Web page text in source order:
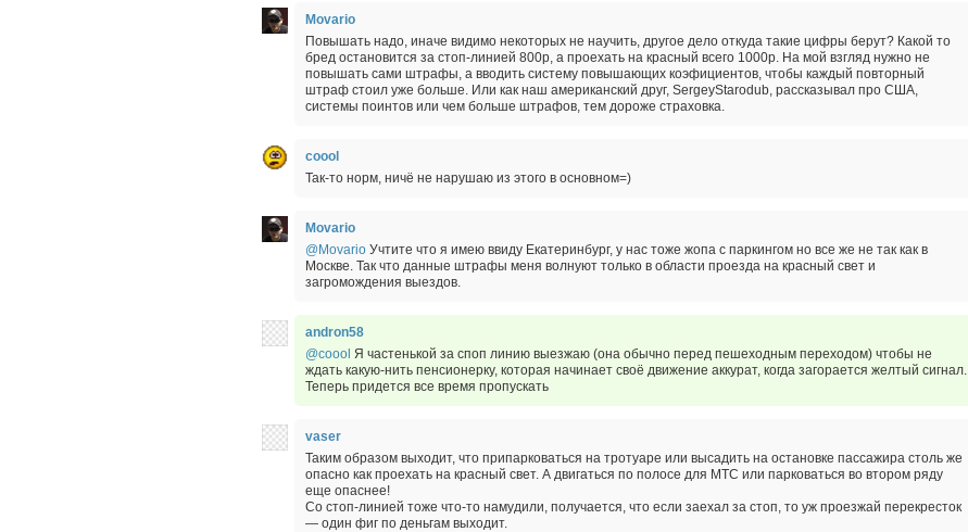
Movario
Повышать надо, иначе видимо некоторых не научить, другое дело откуда такие цифры берут? Какой то
бред остановится за стоп-линией 800р, а проехать на красный всего 1000р. На мой взгляд нужно не
повышать сами штрафы, а вводить систему повышающих коэфициентов, чтобы каждый повторный
штраф стоил уже больше. Или как наш американский друг, SergeyStarodub, рассказывал про США,
системы поинтов или чем больше штрафов, тем дороже страховка.
coool
Так-то норм, ничё не нарушаю из этого в основном=)
Movario
@Movario Учтите что я имею ввиду Екатеринбург, у нас тоже жопа с паркингом но все же не так как в
Москве. Так что данные штрафы меня волнуют только в области проезда на красный свет и
загромождения выездов.
andron58
@coool Я частенькой за споп линию выезжаю (она обычно перед пешеходным переходом) чтобы не
ждать какую-нить пенсионерку, которая начинает своё движение аккурат, когда загорается желтый сигнал.
Теперь придется все время пропускать
vaser
Таким образом выходит, что припарковаться на тротуаре или высадить на остановке пассажира столь же
опасно как проехать на красный свет. А двигаться по полосе для МТС или парковаться во втором ряду
еще опаснее!
Со стоп-линией тоже что-то намудили, получается, что если заехал за стоп, то уж проезжай перекресток
— один фиг по деньгам выходит.